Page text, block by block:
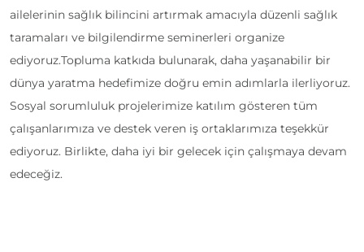
ailelerinin sağlık bilincini artırmak amacıyla düzenli sağlık
taramaları ve bilgilendirme seminerleri organize
ediyoruz.Topluma katkıda bulunarak, daha yaşanabilir bir
dünya yaratma hedefimize doğru emin adımlarla ilerliyoruz.
Sosyal sorumluluk projelerimize katılım gösteren tüm
çalışanlarımıza ve destek veren iş ortaklarımıza teşekkür
ediyoruz. Birlikte, daha iyi bir gelecek için çalışmaya devam
edeceğiz.